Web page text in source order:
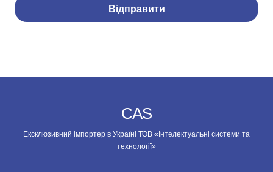
Відправити
CAS
Ексклюзивний імпортер в Україні ТОВ «Інтелектуальні системи та
технології»